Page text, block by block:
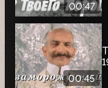
00:47
00:45